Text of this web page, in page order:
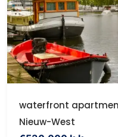
waterfront
Nieuw-West